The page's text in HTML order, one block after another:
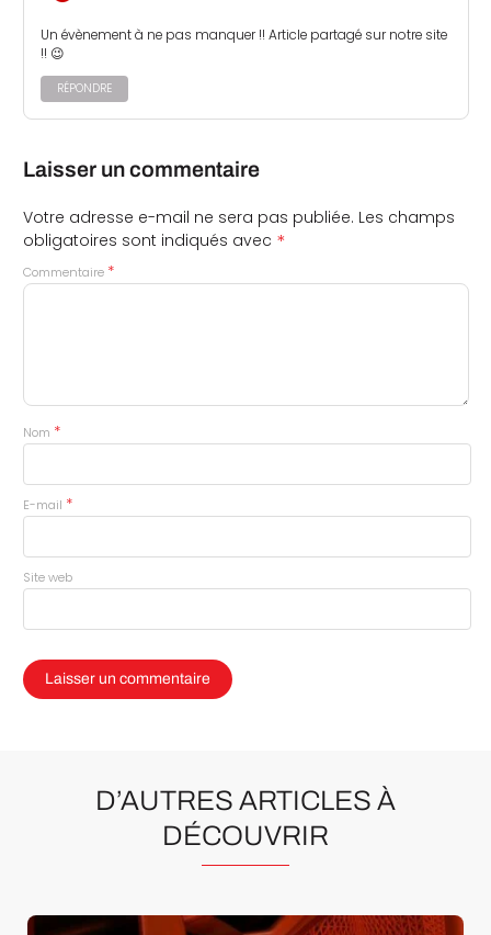
Un évènement à ne pas manquer !! Article partagé sur notre site
!! 😉
RÉPONDRE
Laisser un commentaire
Votre adresse e-mail ne sera pas publiée. Les champs
obligatoires sont indiqués avec *
Commentaire *
Nom *
E-mail *
Site web
D’AUTRES ARTICLES À
DÉCOUVRIR